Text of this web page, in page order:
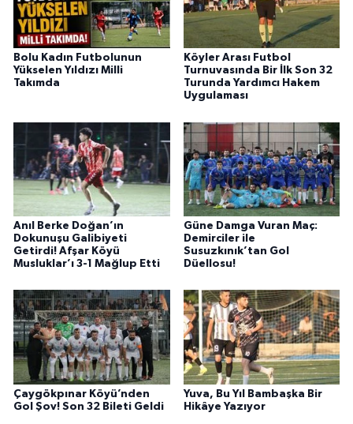
Bolu Kadın Futbolunun
Yükselen Yıldızı Milli
Takımda
Köyler Arası Futbol
Turnuvasında Bir İlk Son 32
Turunda Yardımcı Hakem
Uygulaması
Anıl Berke Doğan’ın
Dokunuşu Galibiyeti
Getirdi! Afşar Köyü
Musluklar’ı 3-1 Mağlup Etti
Güne Damga Vuran Maç:
Demirciler ile
Susuzkınık’tan Gol
Düellosu!
Çaygökpınar Köyü’nden
Gol Şov! Son 32 Bileti Geldi
Yuva, Bu Yıl Bambaşka Bir
Hikâye Yazıyor